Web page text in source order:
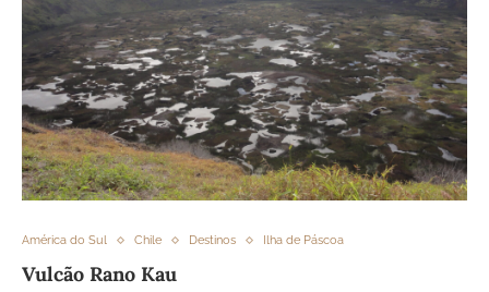
América do Sul Chile Destinos Ilha de Páscoa
Vulcão Rano Kau